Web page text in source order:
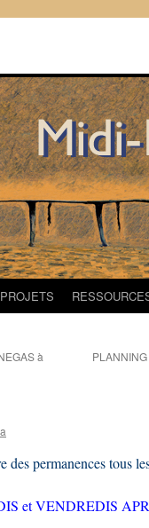
à
permanences tous
et VENDREDIS